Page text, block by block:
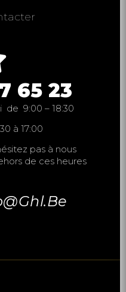
65 23
de 9:00 – 18:30
à 17:00
pas à nous
de ces heures